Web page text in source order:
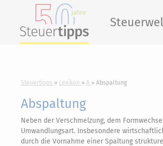
Steuertipps Lexikon A Abspaltung
Abspaltung
Neben der Verschmelzung, dem
Umwandlungsart. Insbesondere
durch die Vornahme einer Spaltung